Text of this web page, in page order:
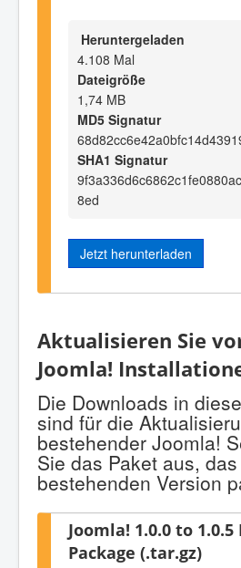
Heruntergeladen
4.108 Mal
Dateigröße
1,74 MB
MD5 Signatur
SHA1 Signatur
8ed
Jetzt herunterladen
Aktualisieren Sie
Joomla!
Die Downloads in
sind für die
bestehender Joomla!
Sie das Paket aus,
bestehenden Version
Joomla! 1.0.0 to 1.0.5
Package (.tar.gz)